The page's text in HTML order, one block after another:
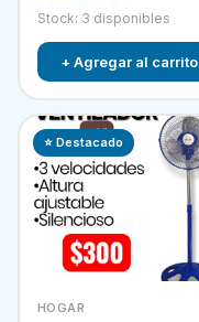
Stock: 3 disponibles
+ Agregar al carrito
⭐ Destacado
HOGAR